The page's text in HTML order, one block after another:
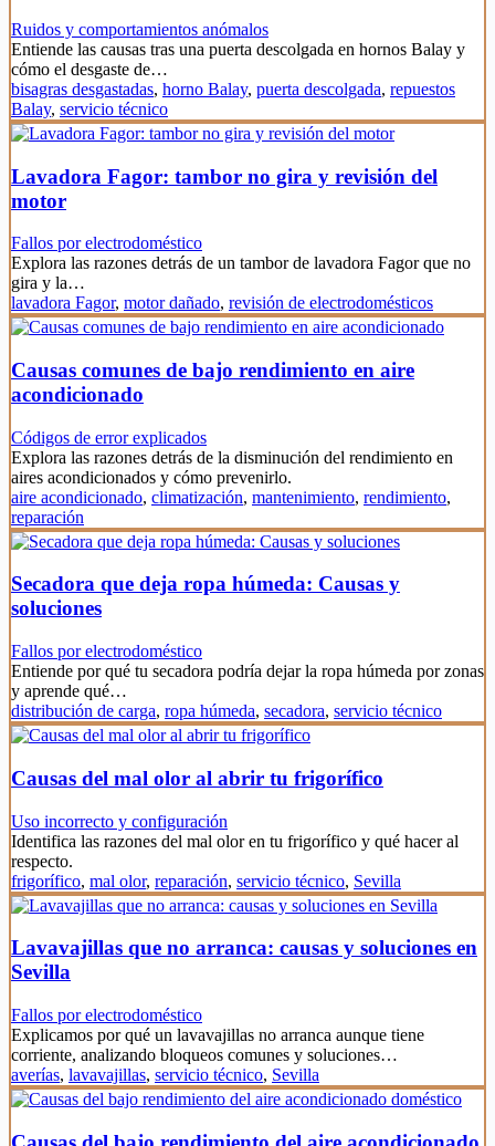
Ruidos y comportamientos anómalos
Entiende las causas tras una puerta descolgada en hornos Balay y
cómo el desgaste de…
bisagras desgastadas, horno Balay, puerta descolgada, repuestos
Balay, servicio técnico
Lavadora Fagor: tambor no gira y revisión del
motor
Fallos por electrodoméstico
Explora las razones detrás de un tambor de lavadora Fagor que no
gira y la…
lavadora Fagor, motor dañado, revisión de electrodomésticos
Causas comunes de bajo rendimiento en aire
acondicionado
Códigos de error explicados
Explora las razones detrás de la disminución del rendimiento en
aires acondicionados y cómo prevenirlo.
aire acondicionado, climatización, mantenimiento, rendimiento,
reparación
Secadora que deja ropa húmeda: Causas y
soluciones
Fallos por electrodoméstico
Entiende por qué tu secadora podría dejar la ropa húmeda por zonas
y aprende qué…
distribución de carga, ropa húmeda, secadora, servicio técnico
Causas del mal olor al abrir tu frigorífico
Uso incorrecto y configuración
Identifica las razones del mal olor en tu frigorífico y qué hacer al
respecto.
frigorífico, mal olor, reparación, servicio técnico, Sevilla
Lavavajillas que no arranca: causas y soluciones en
Sevilla
Fallos por electrodoméstico
Explicamos por qué un lavavajillas no arranca aunque tiene
corriente, analizando bloqueos comunes y soluciones…
averías, lavavajillas, servicio técnico, Sevilla